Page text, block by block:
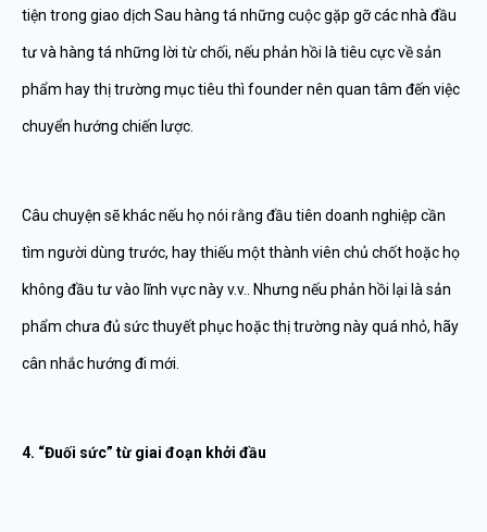
tiện trong giao dịch Sau hàng tá những cuộc gặp gỡ các nhà đầu
tư và hàng tá những lời từ chối, nếu phản hồi là tiêu cực về sản
phẩm hay thị trường mục tiêu thì founder nên quan tâm đến việc
chuyển hướng chiến lược.
Câu chuyện sẽ khác nếu họ nói rằng đầu tiên doanh nghiệp cần
tìm người dùng trước, hay thiếu một thành viên chủ chốt hoặc họ
không đầu tư vào lĩnh vực này v.v.. Nhưng nếu phản hồi lại là sản
phẩm chưa đủ sức thuyết phục hoặc thị trường này quá nhỏ, hãy
cân nhắc hướng đi mới.
4. “Đuối sức” từ giai đoạn khởi đầu